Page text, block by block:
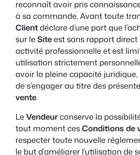
reconnaît avoir pris
à sa commande. Avant toute
Clientdéclare d’une part que
sur leSiteest sans rapport direct
activité professionnelle et est
utilisation strictement
avoir la pleine capacité
de s’engager au titre des
vente.
LeVendeurconserve la
tout moment cesConditions de
respecter toute nouvelle
le but d’améliorer l’utilisation de